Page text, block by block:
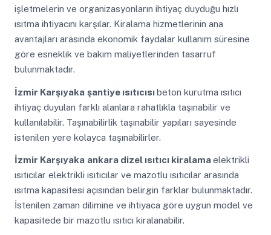
işletmelerin ve organizasyonların ihtiyaç duyduğu hızlı
ısıtma ihtiyacını karşılar. Kiralama hizmetlerinin ana
avantajları arasında ekonomik faydalar kullanım süresine
göre esneklik ve bakım maliyetlerinden tasarruf
bulunmaktadır.
İzmir Karşıyaka şantiye ısıtıcısıbeton kurutma ısıtıcı
ihtiyaç duyulan farklı alanlara rahatlıkla taşınabilir ve
kullanılabilir. Taşınabilirlik taşınabilir yapıları sayesinde
istenilen yere kolayca taşınabilirler.
İzmir Karşıyaka ankara dizel ısıtıcı kiralamaelektrikli
ısıtıcılar elektrikli ısıtıcılar ve mazotlu ısıtıcılar arasında
ısıtma kapasitesi açısından belirgin farklar bulunmaktadır.
İstenilen zaman dilimine ve ihtiyaca göre uygun model ve
kapasitede bir mazotlu ısıtıcı kiralanabilir.